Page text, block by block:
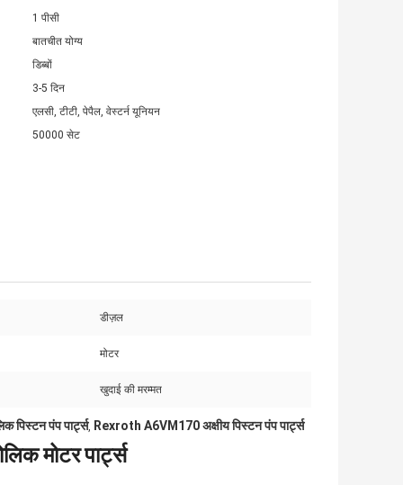
1 पीसी
बातचीत योग्य
डिब्बों
3-5 दिन
एलसी, टीटी, पेपैल, वेस्टर्न यूनियन
50000 सेट
डीज़ल
मोटर
खुदाई की मरम्मत
पिस्टन पंप पार्ट्स, Rexroth A6VM170 अक्षीय पिस्टन पंप पार्ट्स
मोटर पार्ट्स